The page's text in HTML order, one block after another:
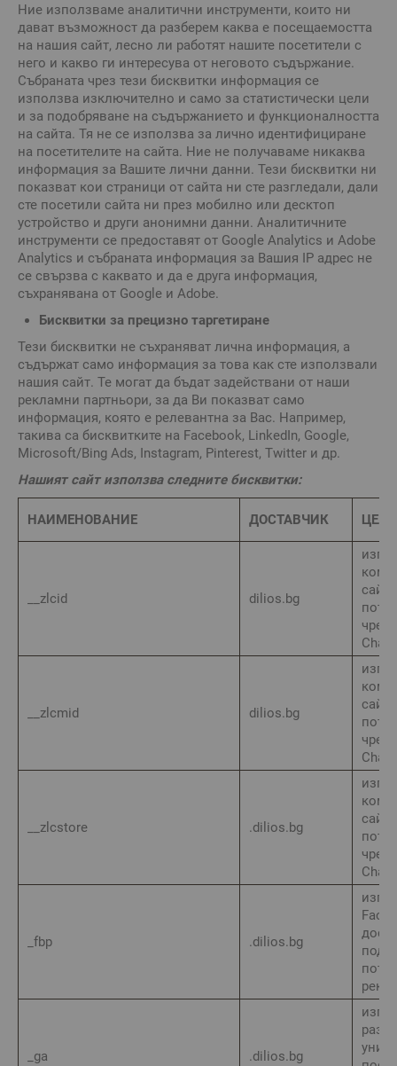
Ние използваме аналитични инструменти, които ни
дават възможност да разберем каква е посещаемостта
на нашия сайт, лесно ли работят нашите посетители с
него и какво ги интересува от неговото съдържание.
Събраната чрез тези бисквитки информация се
използва изключително и само за статистически цели
и за подобряване на съдържанието и функционалността
на сайта. Тя не се използва за лично идентифициране
на посетителите на сайта. Ние не получаваме никаква
информация за Вашите лични данни. Тези бисквитки ни
показват кои страници от сайта ни сте разгледали, дали
сте посетили сайта ни през мобилно или десктоп
устройство и други анонимни данни. Аналитичните
инструменти се предоставят от Google Analytics и Adobe
Analytics и събраната информация за Вашия IP адрес не
се свързва с каквато и да е друга информация,
съхранявана от Google и Adobe.
Бисквитки за прецизно таргетиране
Тези бисквитки не съхраняват лична информация, а
съдържат само информация за това как сте използвали
нашия сайт. Те могат да бъдат задействани от наши
рекламни партньори, за да Ви показват само
информация, която е релевантна за Вас. Например,
такива са бисквитките на Facebook, LinkedIn, Google,
Microsoft/Bing Ads, Instagram, Pinterest, Twitter и др.
Нашият сайт използва следните бисквитки:
НАИМЕНОВАНИЕ ДОСТАВЧИК ЦЕЛ
__zlcid dilios.bg
чрез
Chat
__zlcmid dilios.bg
чрез
Chat
__zlcstore .dilios.bg
чрез
Chat
_fbp .dilios.bg
_ga .dilios.bg